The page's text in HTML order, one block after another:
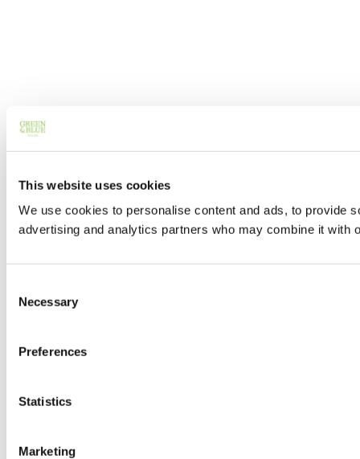
This website uses cookies
We use cookies to personalise content and ads, to provide
advertising and analytics partners who may combine it with
Selection
Necessary
Preferences
Statistics
Marketing